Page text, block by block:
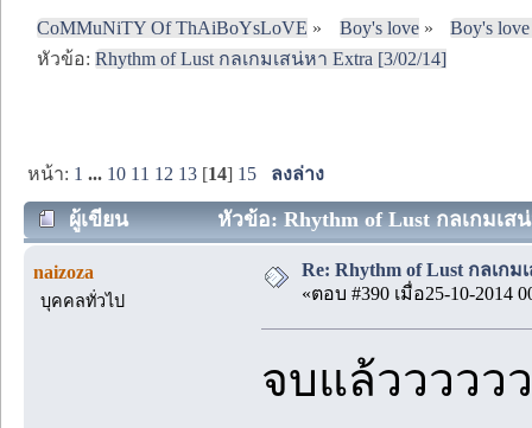
CoMMuNiTY Of ThAiBoYsLoVE » Boy's love»
Boy's
หัวข้อ:Rhythm of Lust กลเกมเสน่หา Extra [3/02/14]
หน้า: 1 ... 10 11 12 13 [14] 15 ลงล่าง
ผู้เขียน หัวข้อ: Rhythm of Lust กลเกมเส
naizoza
บุคคลทั่วไป
Re: Rhythm of Lust กลเกม
«ตอบ #390 เมื่อ25-10-2014
จบแล้ววววว